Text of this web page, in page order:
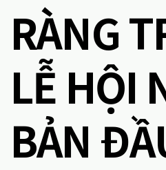
RÀNG
LỄ HỘI
BẢN